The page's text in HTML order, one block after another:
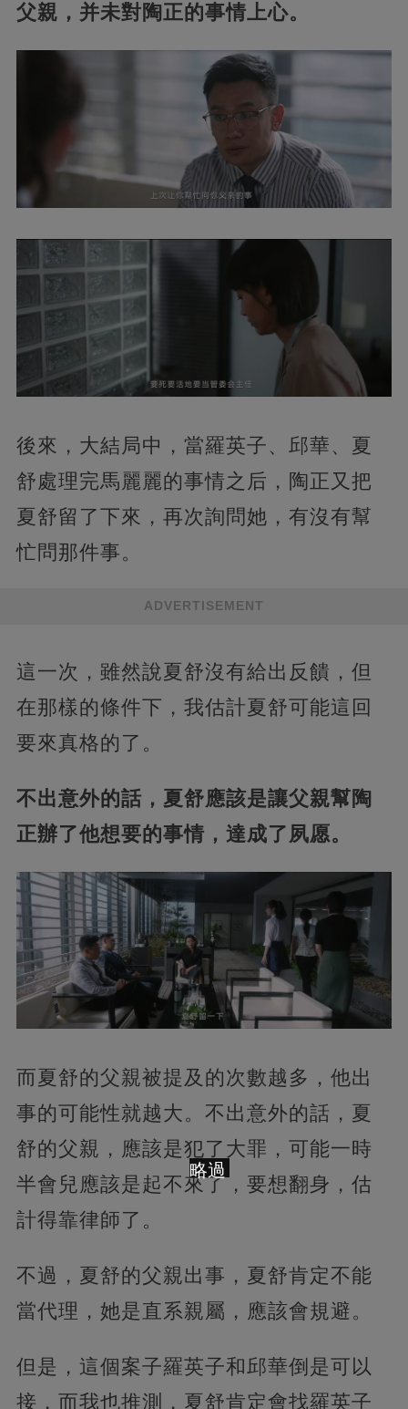
父親，并未對陶正的事情上心。
後來，大結局中，當羅英子、邱華、夏
舒處理完馬麗麗的事情之后，陶正又把
夏舒留了下來，再次詢問她，有沒有幫
忙問那件事。
ADVERTISEMENT
這一次，雖然說夏舒沒有給出反饋，但
在那樣的條件下，我估計夏舒可能這回
要來真格的了。
不出意外的話，夏舒應該是讓父親幫陶
正辦了他想要的事情，達成了夙愿。
而夏舒的父親被提及的次數越多，他出
事的可能性就越大。不出意外的話，夏
舒的父親，應該是犯了大罪，可能一時
半會兒應該是起不來了，要想翻身，估
計得靠律師了。
不過，夏舒的父親出事，夏舒肯定不能
當代理，她是直系親屬，應該會規避。
但是，這個案子羅英子和邱華倒是可以
接，而我也推測，夏舒肯定會找羅英子
略過